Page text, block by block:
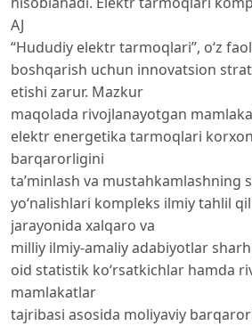
AJ
“Hududiy elektr tarmoqlari”, o‘z
boshqarish uchun innovatsion
etishi zarur. Mazkur
maqolada rivojlanayotgan
elektr energetika tarmoqlari
barqarorligini
ta’minlash va mustahkamlashning
yo‘nalishlari kompleks ilmiy tahlil
jarayonida xalqaro va
milliy ilmiy-amaliy adabiyotlar
oid statistik ko‘rsatkichlar hamda
mamlakatlar
tajribasi asosida moliyaviy